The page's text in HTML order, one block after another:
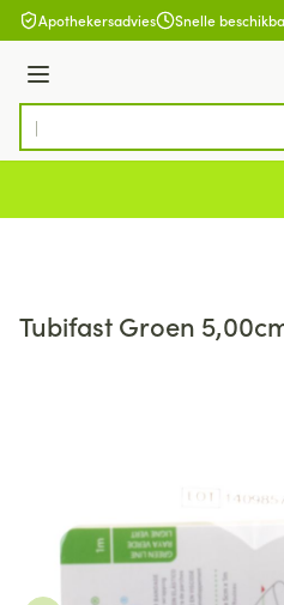
Ga naar de inhoud
Apothekersadvies Snelle
Menu
Product, merk, categorie...
Tubifast Groen